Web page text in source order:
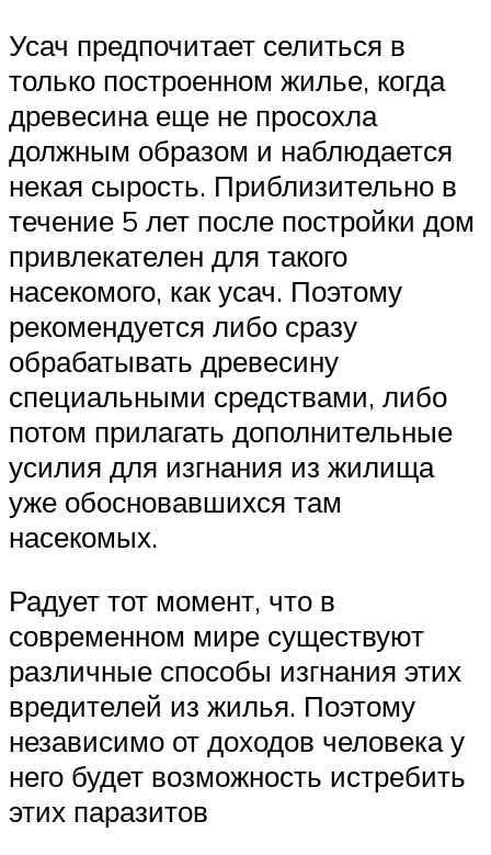
Усач предпочитает селиться в
только построенном жилье, когда
древесина еще не просохла
должным образом и наблюдается
некая сырость. Приблизительно в
течение 5 лет после постройки дом
привлекателен для такого
насекомого, как усач. Поэтому
рекомендуется либо сразу
обрабатывать древесину
специальными средствами, либо
потом прилагать дополнительные
усилия для изгнания из жилища
уже обосновавшихся там
насекомых.
Радует тот момент, что в
современном мире существуют
различные способы изгнания этих
вредителей из жилья. Поэтому
независимо от доходов человека у
него будет возможность истребить
этих паразитов